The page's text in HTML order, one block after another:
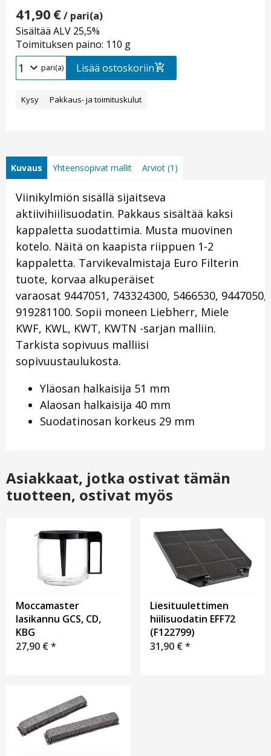
41,90 €/ pari(a)
Sisältää ALV 25,5%
Toimituksen paino: 110 g
pari(a) Lisää ostoskoriin
Kysy Pakkaus- ja toimituskulut
Kuvaus Yhteensopivat mallit Arviot (1)
Viinikylmiön sisällä sijaitseva
aktiivihiilisuodatin. Pakkaus sisältää kaksi
kappaletta suodattimia. Musta muovinen
kotelo. Näitä on kaapista riippuen 1-2
kappaletta. Tarvikevalmistaja Euro Filterin
tuote, korvaa alkuperäiset
varaosat 9447051, 743324300, 5466530, 9447050,
919281100. Sopii moneen Liebherr, Miele
KWF, KWL, KWT, KWTN -sarjan malliin.
Tarkista sopivuus malliisi
sopivuustaulukosta.
Yläosan halkaisija 51 mm
Alaosan halkaisija 40 mm
Suodatinosan korkeus 29 mm
Asiakkaat, jotka ostivat tämän
tuotteen, ostivat myös
Moccamaster
lasikannu GCS, CD,
KBG
27,90 €*
Liesituulettimen
hiilisuodatin EFF72
(F122799)
31,90 €*